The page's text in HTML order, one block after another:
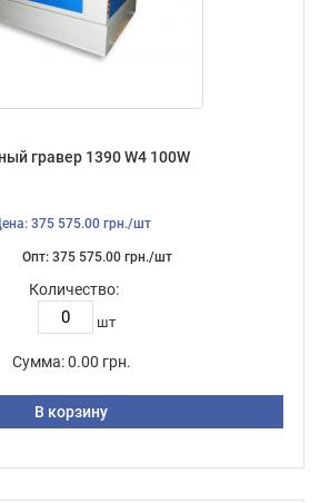
гравер 1390 W4 100W
375 575.00 грн./шт
Опт: 375 575.00 грн./шт
Количество:
шт
Сумма: 0.00 грн.
В корзину